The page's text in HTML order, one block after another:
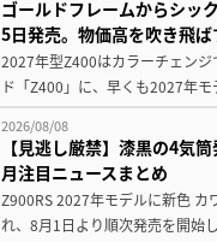
ゴールドフレームからシッ
5日発売。物価高を吹き飛ば
2027年型Z400はカラーチェン
ド「Z400」に、早くも2027年
2026/08/08
【見逃し厳禁】漆黒の4気
月注目ニュースまとめ
Z900RS 2027年モデルに新色
れ、8月1日より順次発売を開始